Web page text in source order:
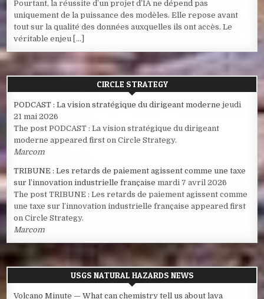
Pourtant, la réussite d’un projet d’IA ne dépend pas
uniquement de la puissance des modèles. Elle repose avant
tout sur la qualité des données auxquelles ils ont accès. Le
véritable enjeu […]
CIRCLE STRATEGY
PODCAST : La vision stratégique du dirigeant moderne jeudi
21 mai 2026
The post PODCAST : La vision stratégique du dirigeant
moderne appeared first on Circle Strategy.
Marcom
TRIBUNE : Les retards de paiement agissent comme une taxe
sur l’innovation industrielle française mardi 7 avril 2026
The post TRIBUNE : Les retards de paiement agissent comme
une taxe sur l’innovation industrielle française appeared first
on Circle Strategy.
Marcom
USGS NATURAL HAZARDS NEWS
Volcano Minute — What can chemistry tell us about lava